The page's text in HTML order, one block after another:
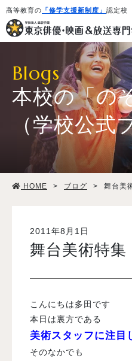
高等教育の 「修学支援新制度」 認定校
学校紹介・教育システム
学生生活
入試案内
学校情報
Blogs
本校の「の
（学校公式
HOME > ブログ > 舞台美
2011年8月1日
舞台美術特集
こんにちは多田です
本日は裏方である
美術スタッフに注目
そのなかでも